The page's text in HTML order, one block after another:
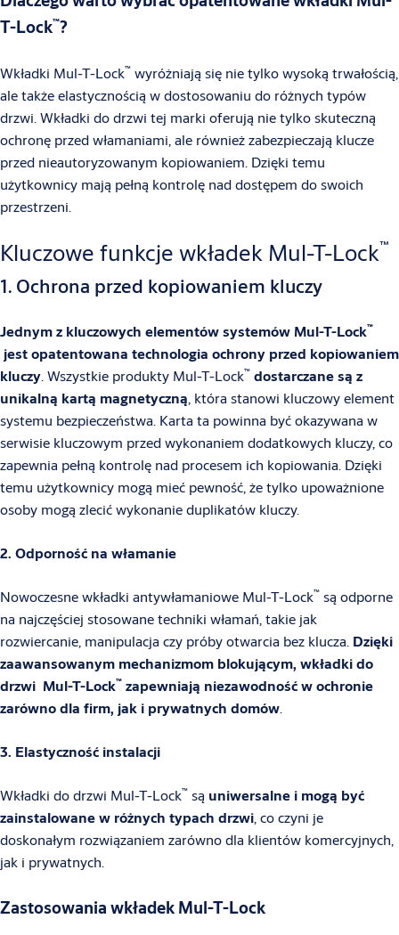
T-Lock™?
Wkładki Mul-T-Lock™ wyróżniają się nie tylko wysoką trwałością,
ale także elastycznością w dostosowaniu do różnych typów
drzwi. Wkładki do drzwi tej marki oferują nie tylko skuteczną
ochronę przed włamaniami, ale również zabezpieczają klucze
przed nieautoryzowanym kopiowaniem. Dzięki temu
użytkownicy mają pełną kontrolę nad dostępem do swoich
przestrzeni.
Kluczowe funkcje wkładek Mul-T-Lock™
1. Ochrona przed kopiowaniem kluczy
Jednym z kluczowych elementów systemów Mul-T-Lock™
jest opatentowana technologia ochrony przed kopiowaniem
kluczy. Wszystkie produkty Mul-T-Lock™ dostarczane są z
unikalną kartą magnetyczną, która stanowi kluczowy element
systemu bezpieczeństwa. Karta ta powinna być okazywana w
serwisie kluczowym przed wykonaniem dodatkowych kluczy, co
zapewnia pełną kontrolę nad procesem ich kopiowania. Dzięki
temu użytkownicy mogą mieć pewność, że tylko upoważnione
osoby mogą zlecić wykonanie duplikatów kluczy.
2. Odporność na włamanie
Nowoczesne wkładki antywłamaniowe Mul-T-Lock™ są odporne
na najczęściej stosowane techniki włamań, takie jak
rozwiercanie, manipulacja czy próby otwarcia bez klucza. Dzięki
zaawansowanym mechanizmom blokującym, wkładki do
drzwi Mul-T-Lock™ zapewniają niezawodność w ochronie
zarówno dla firm, jak i prywatnych domów.
3. Elastyczność instalacji
Wkładki do drzwi Mul-T-Lock™ są uniwersalne i mogą być
zainstalowane w różnych typach drzwi, co czyni je
doskonałym rozwiązaniem zarówno dla klientów komercyjnych,
jak i prywatnych.
Zastosowania wkładek Mul-T-Lock